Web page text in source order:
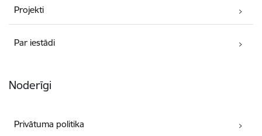
Projekti
Par iestādi
Noderīgi
Privātuma politika